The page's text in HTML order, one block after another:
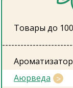
Товары до
Аюрведа